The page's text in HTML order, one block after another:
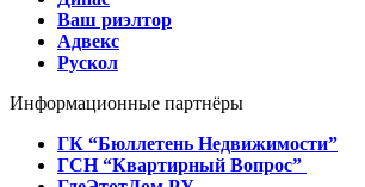
Ваш риэлтор
Адвекс
Рускол
Информационные партнёры
ГК “Бюллетень Недвижимости”
ГСН “Квартирный Вопрос”